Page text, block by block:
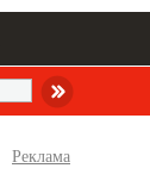
Реклама